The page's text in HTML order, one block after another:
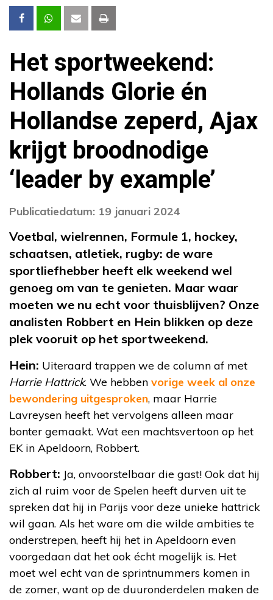
Het sportweekend:
Hollands Glorie én
Hollandse zeperd, Ajax
krijgt broodnodige
‘leader by example’
Publicatiedatum: 19 januari 2024
Voetbal, wielrennen, Formule 1, hockey,
schaatsen, atletiek, rugby: de ware
sportliefhebber heeft elk weekend wel
genoeg om van te genieten. Maar waar
moeten we nu echt voor thuisblijven? Onze
analisten Robbert en Hein blikken op deze
plek vooruit op het sportweekend.
Hein: Uiteraard trappen we de column af met
Harrie Hattrick. We hebben vorige week al onze
bewondering uitgesproken, maar Harrie
Lavreysen heeft het vervolgens alleen maar
bonter gemaakt. Wat een machtsvertoon op het
EK in Apeldoorn, Robbert.
Robbert: Ja, onvoorstelbaar die gast! Ook dat hij
zich al ruim voor de Spelen heeft durven uit te
spreken dat hij in Parijs voor deze unieke hattrick
wil gaan. Als het ware om die wilde ambities te
onderstrepen, heeft hij het in Apeldoorn even
voorgedaan dat het ook écht mogelijk is. Het
moet wel echt van de sprintnummers komen in
de zomer, want op de duuronderdelen maken de